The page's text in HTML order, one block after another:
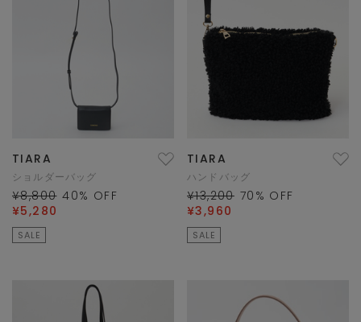
TIARA
ショルダーバッグ
¥8,800 40% OFF
¥5,280
SALE
TIARA
ハンドバッグ
¥13,200 70 % OFF
¥3,960
SALE